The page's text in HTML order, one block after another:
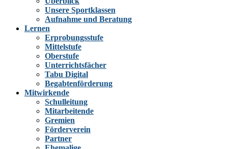
Unsere Sportklassen
Aufnahme und Beratung
Lernen
Erprobungsstufe
Mittelstufe
Oberstufe
Unterrichtsfächer
Tabu Digital
Begabtenförderung
Mitwirkende
Schulleitung
Mitarbeitende
Gremien
Förderverein
Partner